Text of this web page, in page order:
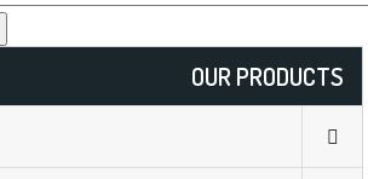
OUR PRODUCTS